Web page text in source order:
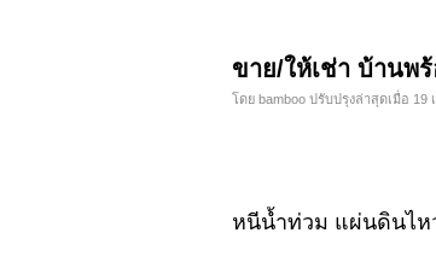
ขาย/ให้เช่า บ้านพ
โดย bamboo ปรับปรุงล่าสุดเมื่อ 19 เ
หนีน้ำท่วม แผ่นดินไห